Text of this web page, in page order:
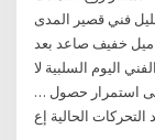
ل 14 يوم100. مؤشر إلاستوكاستك ل 14 تحليل فني قصير المدى
ميل خفيف صاعد بعد
التحليل الفني اليوم السلبية لا
استمرار حصول …
الحالية إع